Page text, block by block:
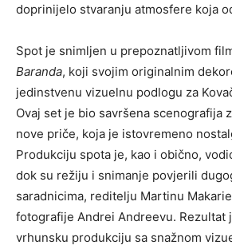
doprinijelo stvaranju atmosfere koja
Spot je snimljen u prepoznatljivom
Baranda, koji svojim originalnim
jedinstvenu vizuelnu podlogu za
Ovaj set je bio savršena scenografija
nove priče, koja je istovremeno
Produkciju spota je, kao i obično,
dok su režiju i snimanje povjerili
saradnicima, reditelju Martinu
fotografije Andrei Andreevu. Rezultat
vrhunsku produkciju sa snažnom